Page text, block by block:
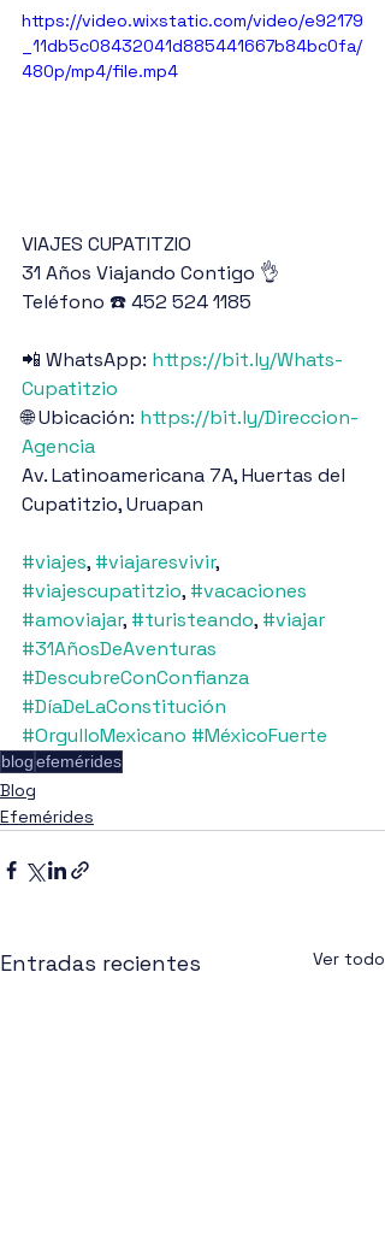
https://video.wixstatic.com/video/e92179
_11db5c08432041d885441667b84bc0fa/
480p/mp4/file.mp4
VIAJES CUPATITZIO
31 Años Viajando Contigo 👌
Teléfono ☎️ 452 524 1185
📲 WhatsApp: https://bit.ly/Whats-
Cupatitzio
🌐 Ubicación: https://bit.ly/Direccion-
Agencia
Av. Latinoamericana 7A, Huertas del
Cupatitzio, Uruapan
#viajes, #viajaresvivir,
#viajescupatitzio, #vacaciones
#amoviajar, #turisteando, #viajar
#31AñosDeAventuras
#DescubreConConfianza
#DíaDeLaConstitución
#OrgulloMexicano #MéxicoFuerte
blogefemérides
Blog
Efemérides
Entradas recientes Ver todo